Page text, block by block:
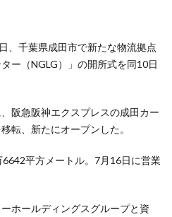
、千葉県成田市で新たな物流拠点
ー（NGLG）」の開所式を同10日
阪急阪神エクスプレスの成田カー
転、新たにオープンした。
平方メートル。7月16日に営業
ホールディングスグループと資